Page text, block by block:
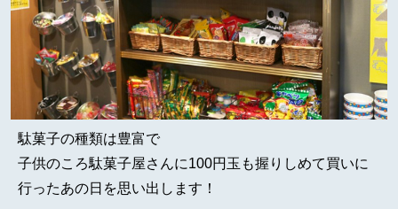
駄菓子の種類は豊富で
子供のころ駄菓子屋さんに100円玉も握りしめて買いに
行ったあの日を思い出します！